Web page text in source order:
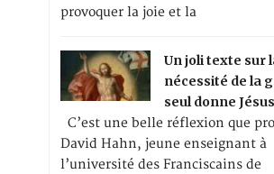
provoquer la joie et la
Un joli texte sur
nécessité de la
seul donne
C’est une belle réflexion que
David Hahn, jeune enseignant à
l’université des Franciscains de